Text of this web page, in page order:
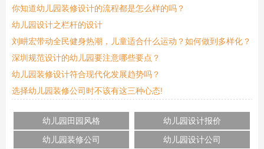
你知道幼儿园装修设计的流程都是怎么样的吗？
幼儿园设计之栏杆的设计
刘畊宏带动全民健身热潮，儿童适合什么运动？如何做到多样化？
深圳规范设计的幼儿园要注意哪些要点？
幼儿园装修设计符合现代化发展趋势吗？
选择幼儿园装修公司时不该有这三种心态!
幼儿园田园风格
幼儿园设计报价
幼儿园装修公司
幼儿园设计公司